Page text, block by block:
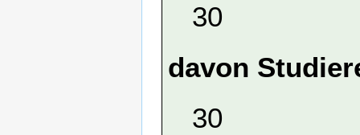
30
davon
30